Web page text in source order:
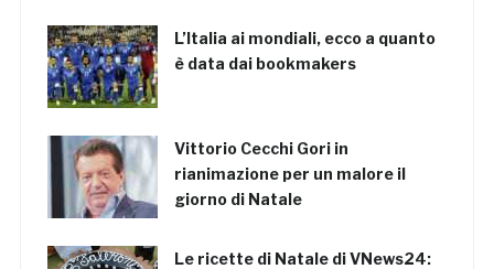
L’Italia ai mondiali, ecco a quanto
è data dai bookmakers
Vittorio Cecchi Gori in
rianimazione per un malore il
giorno di Natale
Le ricette di Natale di VNews24: